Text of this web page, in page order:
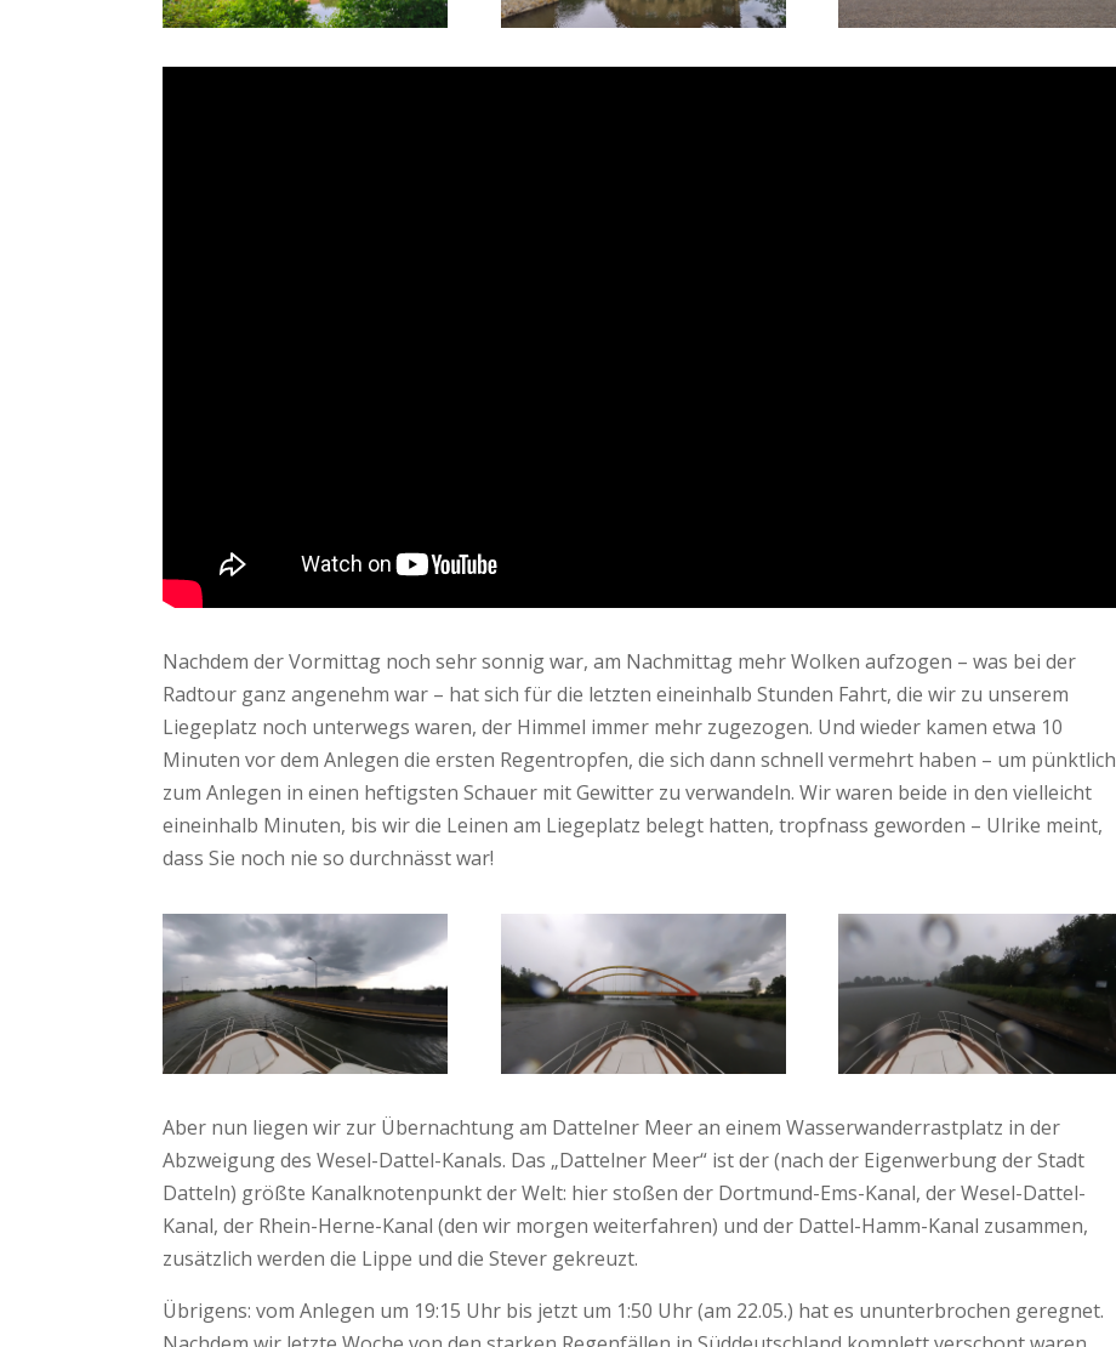
Nachdem der Vormittag noch sehr sonnig war, am Nachmittag mehr Wolken aufzogen – was bei der
Radtour ganz angenehm war – hat sich für die letzten eineinhalb Stunden Fahrt, die wir zu unserem
Liegeplatz noch unterwegs waren, der Himmel immer mehr zugezogen. Und wieder kamen etwa 10
Minuten vor dem Anlegen die ersten Regentropfen, die sich dann schnell vermehrt haben – um pünktlich
zum Anlegen in einen heftigsten Schauer mit Gewitter zu verwandeln. Wir waren beide in den vielleicht
eineinhalb Minuten, bis wir die Leinen am Liegeplatz belegt hatten, tropfnass geworden – Ulrike meint,
dass Sie noch nie so durchnässt war!
Aber nun liegen wir zur Übernachtung am Dattelner Meer an einem Wasserwanderrastplatz in der
Abzweigung des Wesel-Dattel-Kanals. Das „Dattelner Meer“ ist der (nach der Eigenwerbung der Stadt
Datteln) größte Kanalknotenpunkt der Welt: hier stoßen der Dortmund-Ems-Kanal, der Wesel-Dattel-
Kanal, der Rhein-Herne-Kanal (den wir morgen weiterfahren) und der Dattel-Hamm-Kanal zusammen,
zusätzlich werden die Lippe und die Stever gekreuzt.
Übrigens: vom Anlegen um 19:15 Uhr bis jetzt um 1:50 Uhr (am 22.05.) hat es ununterbrochen geregnet.